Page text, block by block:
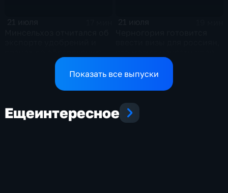
аграриев топливом
по экономике страны
Показать все выпуски
Ещеинтересное